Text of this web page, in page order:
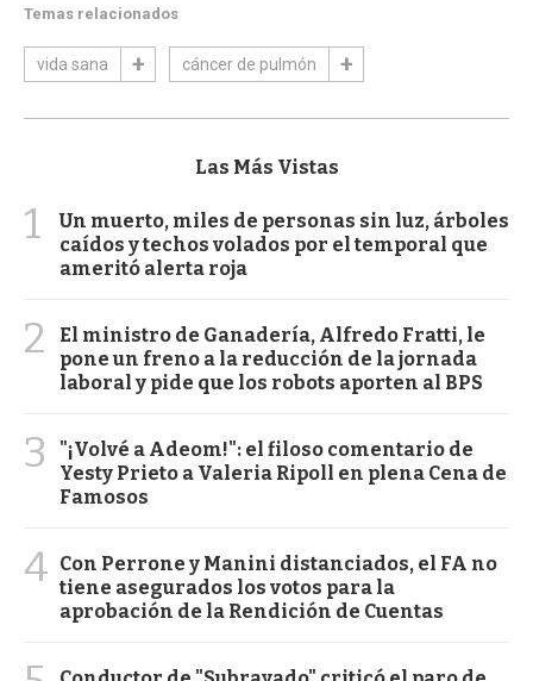
Temas relacionados
vida sana cáncer de pulmón
Las Más Vistas
1
Un muerto, miles de personas sin luz, árboles
caídos y techos volados por el temporal que
ameritó alerta roja
2
El ministro de Ganadería, Alfredo Fratti, le
pone un freno a la reducción de la jornada
laboral y pide que los robots aporten al BPS
3
"¡Volvé a Adeom!": el filoso comentario de
Yesty Prieto a Valeria Ripoll en plena Cena de
Famosos
4 Con Perrone y Manini distanciados, el FA no
tiene asegurados los votos para la
aprobación de la Rendición de Cuentas